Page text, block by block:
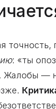
: «ты
Жалобы